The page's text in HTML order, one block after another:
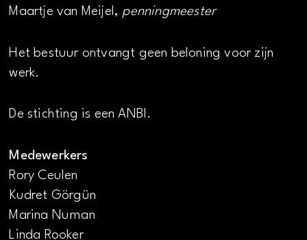
Maartje van Meijel, penningmeester
Het bestuur ontvangt geen beloning voor zijn
werk.
De stichting is een ANBI.
Medewerkers
Rory Ceulen
Kudret Görgün
Marina Numan
Linda Rooker